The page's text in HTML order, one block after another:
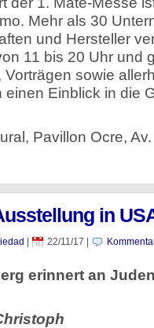
Mehr als 30
und Hersteller
11 bis 20 Uhr und
Vorträgen sowie
einen Einblick in die
Pavillon Ocre,
in
22/11/17
erinnert an